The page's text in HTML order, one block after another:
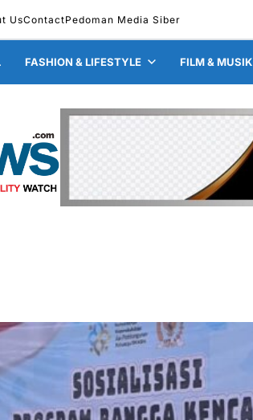
UsContactPedoman Media Siber
FASHION & LIFESTYLE FILM & MUSIK